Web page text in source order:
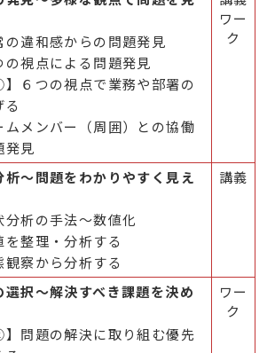
の違和感からの問題発見
の視点による問題発見
】６つの視点で業務や部署の
ムメンバー（周囲）との協働
発見
ワー
ク
析～問題をわかりやすく見え
分析の手法～数値化
を整理・分析する
観察から分析する
講義
選択～解決すべき課題を決め
】問題の解決に取り組む優先
ワー
ク